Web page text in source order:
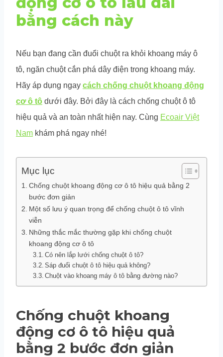
bằng cách này
Nếu bạn đang cần đuổi chuột ra khỏi khoang máy ô
tô, ngăn chuột cắn phá dây điện trong khoang máy.
Hãy áp dụng ngay cách chống chuột khoang động
cơ ô tô dưới đây. Bởi đây là cách chống chuột ô tô
hiệu quả và an toàn nhất hiện nay. Cùng Ecoair Việt
Nam khám phá ngay nhé!
Mục lục
Chống chuột khoang động cơ ô tô hiệu quả bằng 2
bước đơn giản
Một số lưu ý quan trọng để chống chuột ô tô vĩnh
viễn
Những thắc mắc thường gặp khi chống chuột
khoang động cơ ô tô
Có nên lắp lưới chống chuột ô tô?
Sáp đuổi chuột ô tô hiệu quả không?
Chuột vào khoang máy ô tô bằng đường nào?
Chống chuột khoang
động cơ ô tô hiệu quả
bằng 2 bước đơn giản